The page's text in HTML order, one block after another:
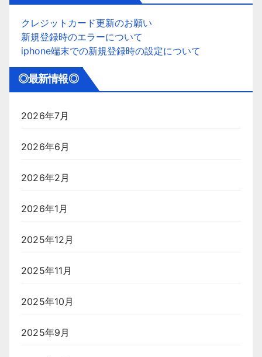
クレジットカード更新のお願い
新規登録時のエラーについて
iphone端末での新規登録時の設定について
◎最新情報◎
2026年7月
2026年6月
2026年2月
2026年1月
2025年12月
2025年11月
2025年10月
2025年9月